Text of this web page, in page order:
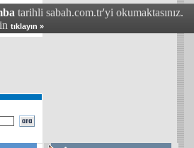
tarihli sabah.com.tr'yi okumaktasınız.
tıklayın »